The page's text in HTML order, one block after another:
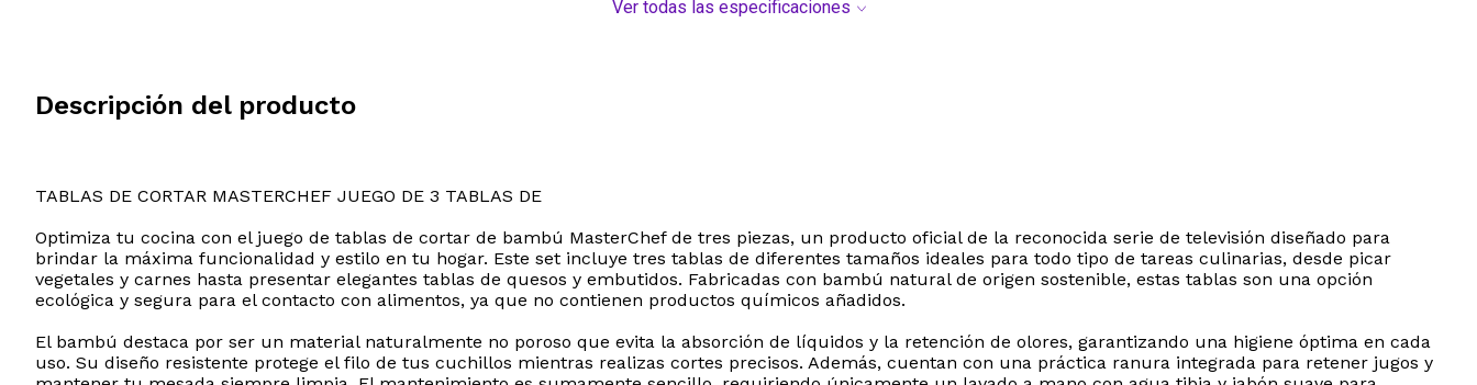
Ver todas las especificaciones
Descripción del producto
TABLAS DE CORTAR MASTERCHEF JUEGO DE 3 TABLAS DE
Optimiza tu cocina con el juego de tablas de cortar de bambú MasterChef de tres piezas, un producto oficial de la reconocida serie de televisión diseñado para
brindar la máxima funcionalidad y estilo en tu hogar. Este set incluye tres tablas de diferentes tamaños ideales para todo tipo de tareas culinarias, desde picar
vegetales y carnes hasta presentar elegantes tablas de quesos y embutidos. Fabricadas con bambú natural de origen sostenible, estas tablas son una opción
ecológica y segura para el contacto con alimentos, ya que no contienen productos químicos añadidos.
El bambú destaca por ser un material naturalmente no poroso que evita la absorción de líquidos y la retención de olores, garantizando una higiene óptima en cada
uso. Su diseño resistente protege el filo de tus cuchillos mientras realizas cortes precisos. Además, cuentan con una práctica ranura integrada para retener jugos y